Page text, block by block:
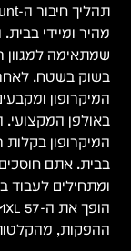
מהיר ומיידי
שמתאימה למגוון
בשוק בשטח.
המיקרופון
באולפן המקצועי.
המיקרופון
בבית. אתם
ומתחילים לעבוד
ההפקות, מהקלטות